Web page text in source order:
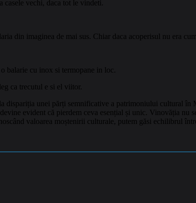
casele vechi, daca tot le vindeti.
din imaginea de mai sus. Chiar daca acoperisul nu era
balarie cu inox si termopane in loc.
ca trecutul e si el viitor.
dispariția unei părți semnificative a patrimoniului cultural
evident că pierdem ceva esențial și unic. Vinovăția nu
valoarea moștenirii culturale, putem găsi echilibrul